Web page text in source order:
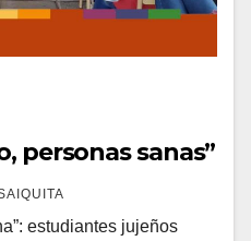
personas sanas”
estudiantes jujeños